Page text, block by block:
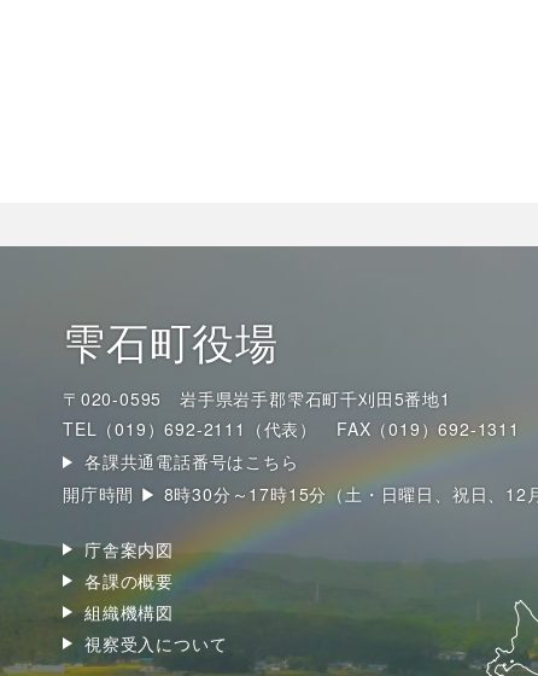
雫石町役場
〒020-0595 岩手県岩手郡雫石町千刈田5番地1
TEL（019）692-2111（代表）
FAX（019）692-1311
各課共通電話番号はこちら
開庁時間 ▶ 8時30分～17時15分（土・日曜日、祝日、12
庁舎案内図
各課の概要
組織機構図
視察受入について